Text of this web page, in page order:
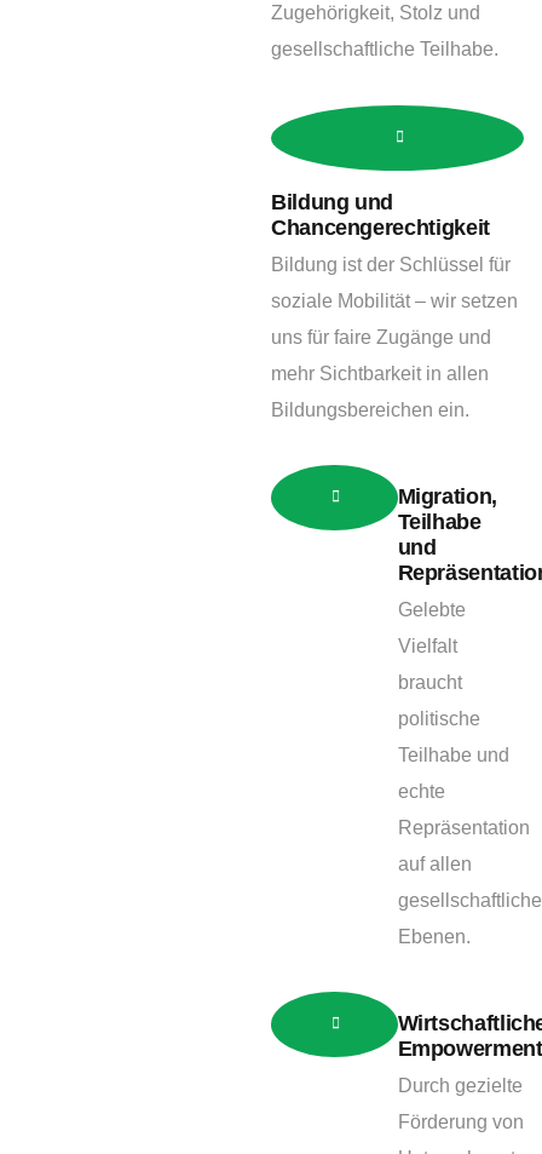
Zugehörigkeit, Stolz und
gesellschaftliche Teilhabe.
Bildung und
Chancengerechtigkeit
Bildung ist der Schlüssel für
soziale Mobilität – wir setzen
uns für faire Zugänge und
mehr Sichtbarkeit in allen
Bildungsbereichen ein.
Migration,
Teilhabe
und
Gelebte
Vielfalt
braucht
politische
Teilhabe und
echte
Repräsentation
auf allen
Ebenen.
Empowerment
Durch gezielte
Förderung von